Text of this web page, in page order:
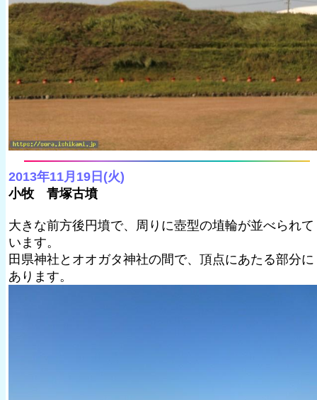
2013年11月19日(火)
小牧 青塚古墳
大きな前方後円墳で、周りに壺型の埴輪が並べられて
います。
田県神社とオオガタ神社の間で、頂点にあたる部分に
あります。